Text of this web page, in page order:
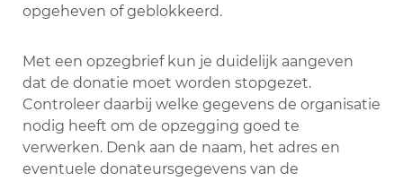
opgeheven of geblokkeerd.
Met een opzegbrief kun je duidelijk aangeven
dat de donatie moet worden stopgezet.
Controleer daarbij welke gegevens de organisatie
nodig heeft om de opzegging goed te
verwerken. Denk aan de naam, het adres en
eventuele donateursgegevens van de